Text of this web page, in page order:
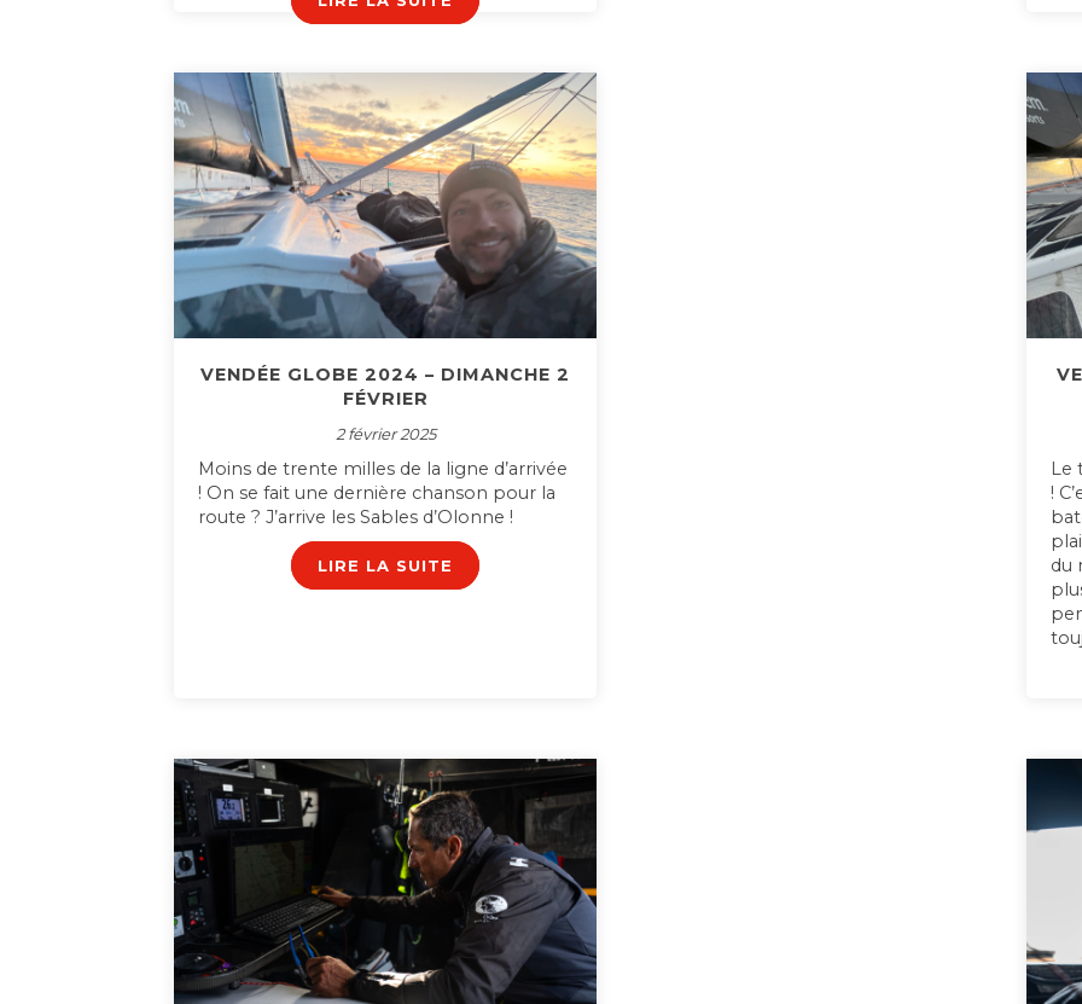
VENDÉE GLOBE 2024 – DIMANCHE 2
FÉVRIER
2 février 2025
Moins de trente milles de la ligne d’arrivée
! On se fait une dernière chanson pour la
route ? J’arrive les Sables d’Olonne !
LIRE LA SUITE
Le
!
du